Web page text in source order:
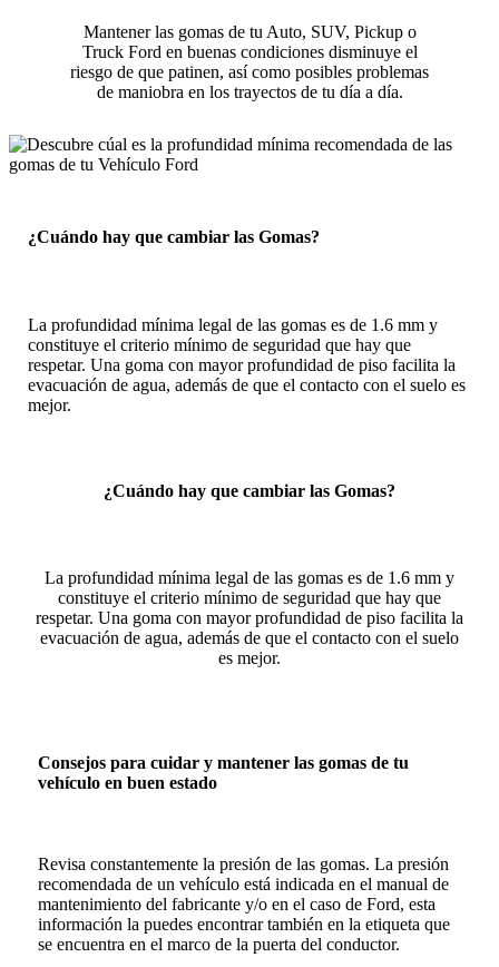
Mantener las gomas de tu Auto, SUV, Pickup o
Truck Ford en buenas condiciones disminuye el
riesgo de que patinen, así como posibles problemas
de maniobra en los trayectos de tu día a día.
¿Cuándo hay que cambiar las Gomas?
La profundidad mínima legal de las gomas es de 1.6 mm y
constituye el criterio mínimo de seguridad que hay que
respetar. Una goma con mayor profundidad de piso facilita la
evacuación de agua, además de que el contacto con el suelo es
mejor.
¿Cuándo hay que cambiar las Gomas?
La profundidad mínima legal de las gomas es de 1.6 mm y
constituye el criterio mínimo de seguridad que hay que
respetar. Una goma con mayor profundidad de piso facilita la
evacuación de agua, además de que el contacto con el suelo
es mejor.
Consejos para cuidar y mantener las gomas de tu
vehículo en buen estado
Revisa constantemente la presión de las gomas. La presión
recomendada de un vehículo está indicada en el manual de
mantenimiento del fabricante y/o en el caso de Ford, esta
información la puedes encontrar también en la etiqueta que
se encuentra en el marco de la puerta del conductor.